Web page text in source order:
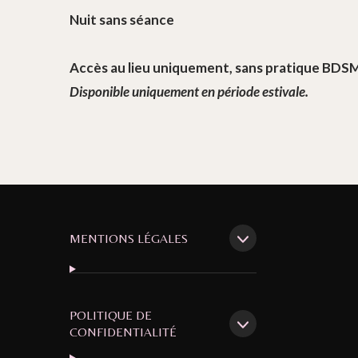
Nuit sans séance
Accès au lieu uniquement, sans pratique
Disponible uniquement en période estivale.
MENTIONS LÉGALES
POLITIQUE DE
CONFIDENTIALITÉ